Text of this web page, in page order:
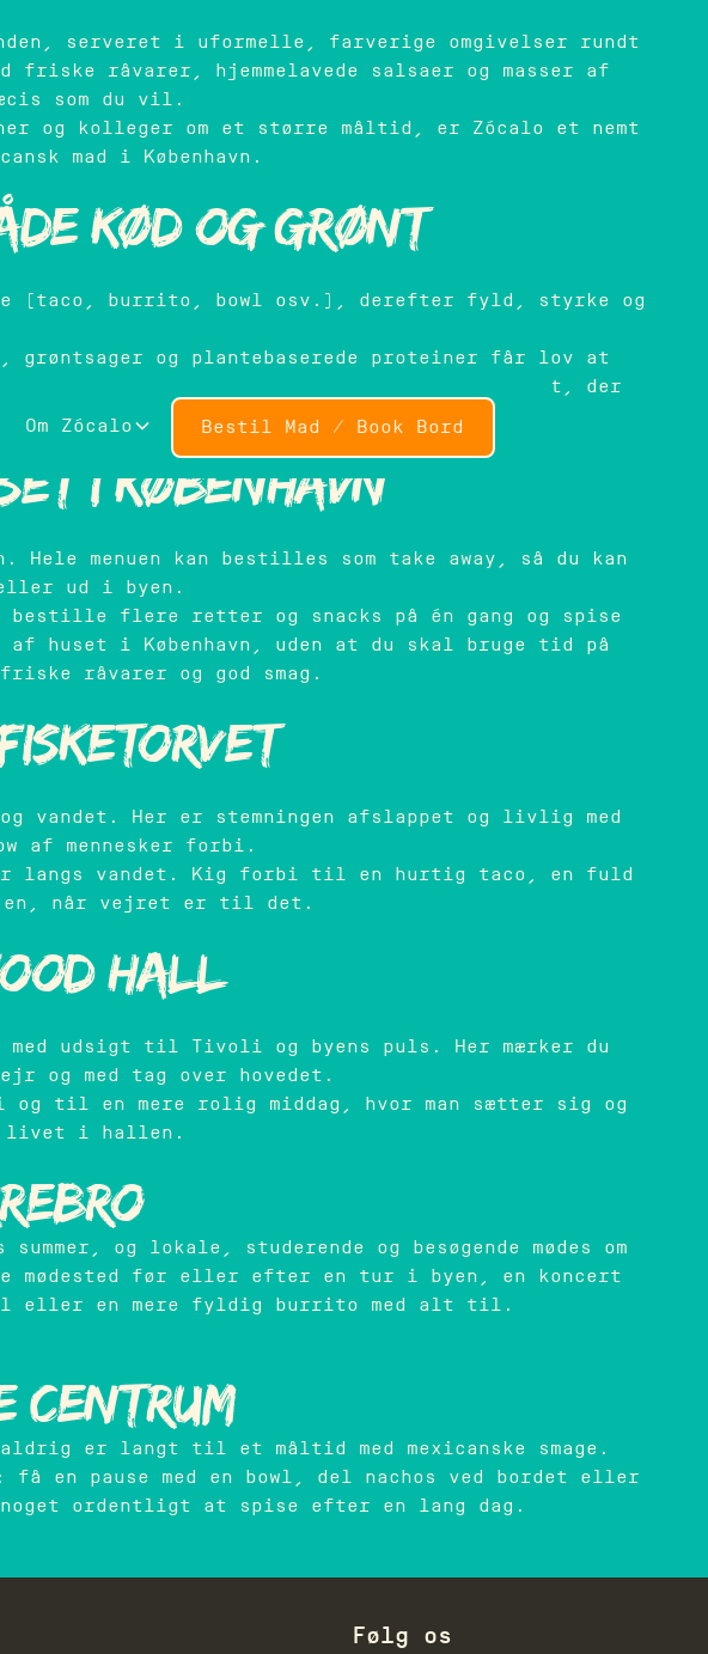
Om Zócalo Bestil Mad / Book Bord
serveret i uformelle, farverige omgivelser rundt
friske råvarer, hjemmelavede salsaer og masser af
som du vil.
og kolleger om et større måltid, er Zócalo et nemt
mad i København.
kød og grønt
(taco, burrito, bowl osv.), derefter fyld, styrke og
grøntsager og plantebaserede proteiner får lov at
at spise sammen, alle kan finde noget, der
på kompromis.
i København
menuen kan bestilles som take away, så du kan
eller ud i byen.
bestille flere retter og snacks på én gang og spise
af huset i København, uden at du skal bruge tid på
friske råvarer og god smag.
vandet. Her er stemningen afslappet og livlig med
af mennesker forbi.
langs vandet. Kig forbi til en hurtig taco, en fuld
når vejret er til det.
Hall
med udsigt til Tivoli og byens puls. Her mærker du
og med tag over hovedet.
og til en mere rolig middag, hvor man sætter sig og
livet i hallen.
og lokale, studerende og besøgende mødes om
mødested før eller efter en tur i byen, en koncert
eller en mere fyldig burrito med alt til.
Centrum
er langt til et måltid med mexicanske smage.
en pause med en bowl, del nachos ved bordet eller
noget ordentligt at spise efter en lang dag.
Følg os